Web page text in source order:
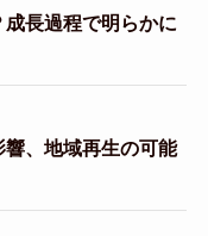
長過程で明らかに
、地域再生の可能